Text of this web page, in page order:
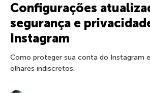
Configurações
segurança e
Instagram
Como proteger sua conta do Instagram
olhares indiscretos.